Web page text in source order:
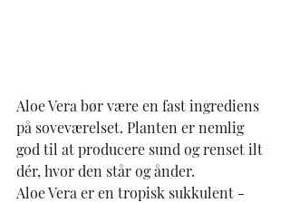
Aloe Vera bør være en fast ingrediens
på soveværelset. Planten er nemlig
god til at producere sund og renset ilt
dér, hvor den står og ånder.
Aloe Vera er en tropisk sukkulent -